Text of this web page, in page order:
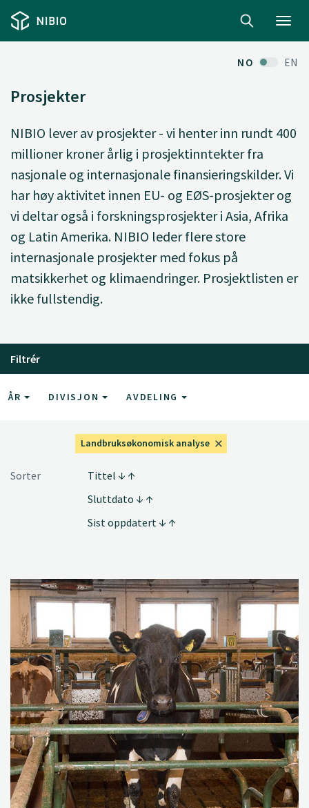
NO EN
Prosjekter
NIBIO lever av prosjekter - vi henter inn rundt 400
millioner kroner årlig i prosjektinntekter fra
nasjonale og internasjonale finansieringskilder. Vi
har høy aktivitet innen EU- og EØS-prosjekter og
vi deltar også i forskningsprosjekter i Asia, Afrika
og Latin Amerika. NIBIO leder flere store
internasjonale prosjekter med fokus på
matsikkerhet og klimaendringer. Prosjektlisten er
ikke fullstendig.
Filtrér
ÅR DIVISJON AVDELING
Landbruksøkonomisk analyse
Sorter
Tittel
Sluttdato
Sist oppdatert